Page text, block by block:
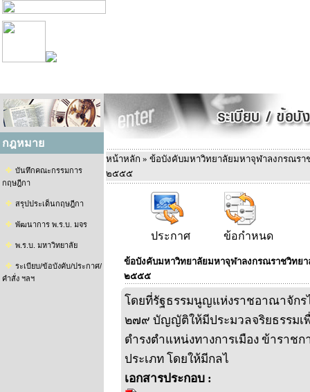
กฎหมาย
บันทึกคณะกรรมการ
กฤษฎีกา
สรุปประเด็นกฤษฎีกา
พัฒนาการ พ.ร.บ. มจร
พ.ร.บ. มหาวิทยาลัย
ระเบียบ/ข้อบังคับ/ประกาศ/
คำสั่ง ฯลฯ
หน้าหลัก » ข้อบังคับมหาวิทยาลัยมหาจุฬาลงกรณรา
๒๕๕๕
ประกาศ ข้อกำหนด
ข้อบังคับมหาวิทยาลัยมหาจุฬาลงกรณราชวิทย
๒๕๕๕
โดยที่รัฐธรรมนูญแห่งราชอาณาจัก
๒๗๙ บัญญัติให้มีประมวลจริยธรรมเ
ดำรงตำแหน่งทางการเมือง ข้าราช
ประเภท โดยให้มีกลไ
เอกสารประกอบ :